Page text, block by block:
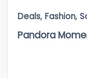
Deals, Fashion,
Pandora